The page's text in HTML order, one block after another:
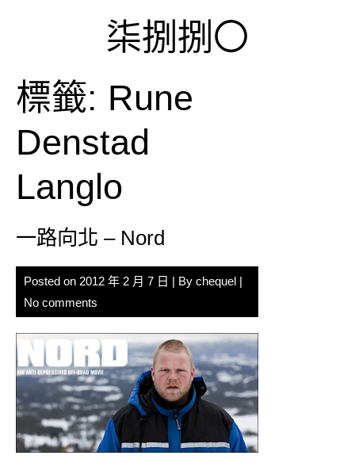
柒捌捌〇
標籤: Rune
Denstad
Langlo
一路向北 – Nord
Posted on 2012 年 2 月 7 日 | By chequel |
No comments